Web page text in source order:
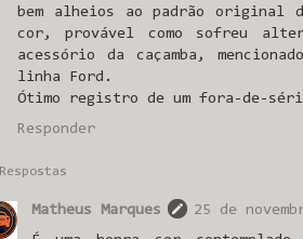
bem alheios ao padrão original
cor, provável como sofreu
acessório da caçamba,
linha Ford.
Ótimo registro de um fora-de-
Responder
Respostas
Matheus Marques
25 de